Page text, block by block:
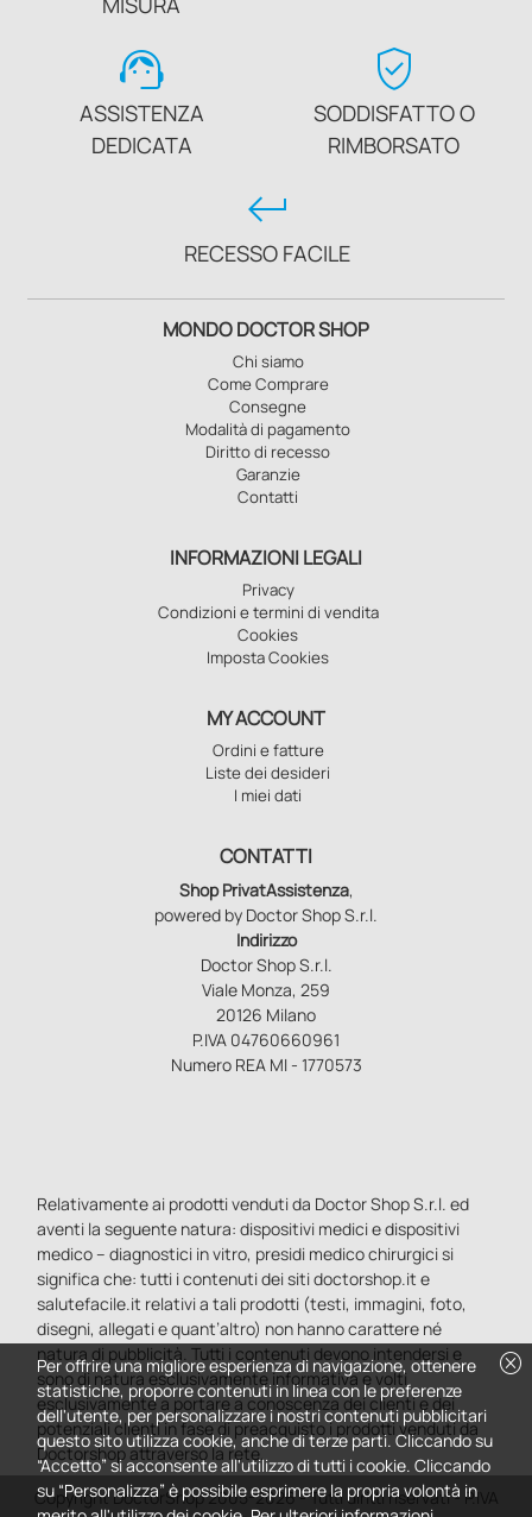
support_agent
ASSISTENZA
DEDICATA
verified_user
SODDISFATTO O
RIMBORSATO
keyboard_return
RECESSO FACILE
MONDO DOCTOR SHOP
Chi siamo
Come Comprare
Consegne
Modalità di pagamento
Diritto di recesso
Garanzie
Contatti
INFORMAZIONI LEGALI
Privacy
Condizioni e termini di vendita
Cookies
Imposta Cookies
MY ACCOUNT
Ordini e fatture
Liste dei desideri
I miei dati
CONTATTI
Shop PrivatAssistenza,
powered by Doctor Shop S.r.l.
Indirizzo
Doctor Shop S.r.l.
Viale Monza, 259
20126 Milano
P.IVA 04760660961
Numero REA MI - 1770573
Relativamente ai prodotti venduti da Doctor Shop S.r.l. ed
aventi la seguente natura: dispositivi medici e dispositivi
medico – diagnostici in vitro, presidi medico chirurgici si
significa che: tutti i contenuti dei siti doctorshop.it e
salutefacile.it relativi a tali prodotti (testi, immagini, foto,
disegni, allegati e quant’altro) non hanno carattere né
natura di pubblicità. Tutti i contenuti devono intendersi e
sono di natura esclusivamente informativa e volti
esclusivamente a portare a conoscenza dei clienti e dei
potenziali clienti in fase di preacquisto i prodotti venduti da
Doctorshop attraverso la rete.
Copyright DoctorShop 2005-2026 - Tutti diritti riservati - P.IVA
cancel
Per offrire una migliore esperienza di navigazione, ottenere
statistiche, proporre contenuti in linea con le preferenze
dell'utente, per personalizzare i nostri contenuti pubblicitari
questo sito utilizza cookie, anche di terze parti. Cliccando su
“Accetto” si acconsente all'utilizzo di tutti i cookie. Cliccando
su “Personalizza” è possibile esprimere la propria volontà in